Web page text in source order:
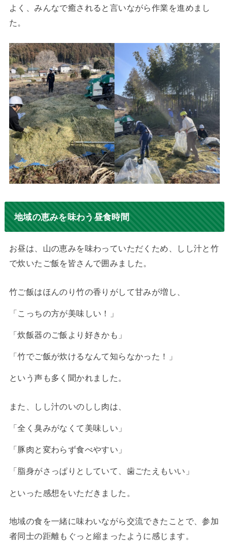
よく、みんなで癒されると言いながら作業を進めまし
た。
地域の恵みを味わう昼食時間
お昼は、山の恵みを味わっていただくため、しし汁と竹
で炊いたご飯を皆さんで囲みました。
竹ご飯はほんのり竹の香りがして甘みが増し、
「こっちの方が美味しい！」
「炊飯器のご飯より好きかも」
「竹でご飯が炊けるなんて知らなかった！」
という声も多く聞かれました。
また、しし汁のいのしし肉は、
「全く臭みがなくて美味しい」
「豚肉と変わらず食べやすい」
「脂身がさっぱりとしていて、歯ごたえもいい」
といった感想をいただきました。
地域の食を一緒に味わいながら交流できたことで、参加
者同士の距離もぐっと縮まったように感じます。